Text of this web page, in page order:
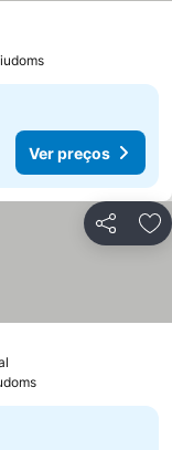
Ver preços
Partilhar